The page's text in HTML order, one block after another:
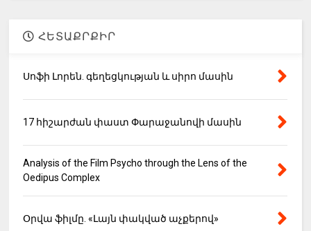
ՀԵՏԱՔՐՔԻՐ
Սոֆի Լորեն. գեղեցկության և սիրո մասին
17 հիշարժան փաստ Փարաջանովի մասին
Analysis of the Film Psycho through the Lens of the
Oedipus Complex
Օրվա ֆիլմը. «Լայն փակված աչքերով»